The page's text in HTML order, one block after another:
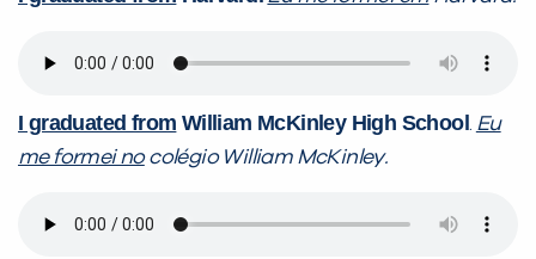
I graduated from William McKinley High School. Eu
me formei nocolégio William McKinley.